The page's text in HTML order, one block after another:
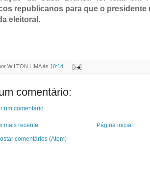
republicanos para que o
eleitoral.
WILTON LIMA às 10:14
comentário:
um comentário
mais recente
Página inicial
comentários (Atom)